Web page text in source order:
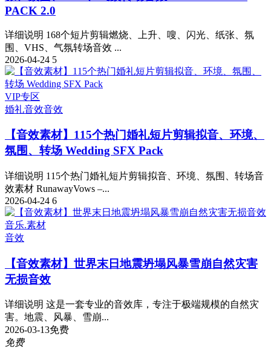
PACK 2.0
详细说明 168个短片剪辑燃烧、上升、嗖、闪光、纸张、氛
围、VHS、气氛转场音效 ...
2026-04-24 5
VIP专区
婚礼音效音效
【音效素材】115个热门婚礼短片剪辑拟音、环境、
氛围、转场 Wedding SFX Pack
详细说明 115个热门婚礼短片剪辑拟音、环境、氛围、转场音
效素材 RunawayVows –...
2026-04-24 6
音乐.素材
音效
【音效素材】世界末日地震坍塌风暴雪崩自然灾害
无损音效
详细说明 这是一套专业的音效库，专注于极端规模的自然灾
害。地震、风暴、雪崩...
2026-03-13免费
免费